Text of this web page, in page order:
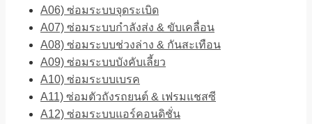
A06) ซ่อมระบบจุดระเบิด
A07) ซ่อมระบบกำลังส่ง & ขับเคลื่อน
A08) ซ่อมระบบช่วงล่าง & กันสะเทือน
A09) ซ่อมระบบบังคับเลี้ยว
A10) ซ่อมระบบเบรค
A11) ซ่อมตัวถังรถยนต์ & เฟรมแชสซี
A12) ซ่อมระบบแอร์คอนดิชั่น